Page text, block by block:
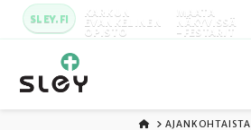
SLEY.FI KARKUN
EVANKELINEN
OPISTO
MAATA
NÄKYVISSÄ
-FESTARIT
ETUSIVU
AJANKOHTAISTA